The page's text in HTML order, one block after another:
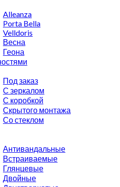
Alleanza
Porta Bella
Velldoris
Весна
Геона
Под заказ
С зеркалом
С коробкой
Скрытого монтажа
Со стеклом
Антивандальные
Встраиваемые
Глянцевые
Двойные